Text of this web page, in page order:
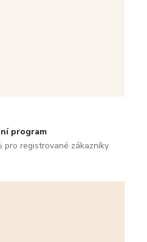
program
pro registrované zákazníky